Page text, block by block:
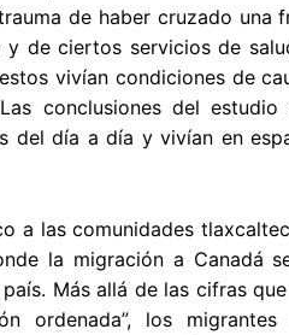
de haber cruzado una
de ciertos servicios de
vivían condiciones de
conclusiones del
del día a día y vivían en
a las comunidades
la migración a Canadá
Más allá de las cifras
ordenada”, los migrantes